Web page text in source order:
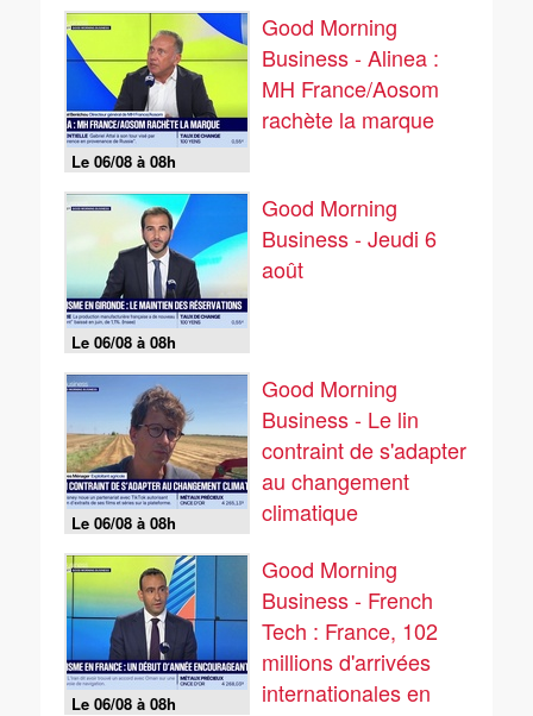
Le 06/08 à 08h
Good Morning
Business - Alinea :
MH France/Aosom
rachète la marque
Le 06/08 à 08h
Good Morning
Business - Jeudi 6
août
Le 06/08 à 08h
Good Morning
Business - Le lin
contraint de s'adapter
au changement
climatique
Le 06/08 à 08h
Good Morning
Business - French
Tech : France, 102
millions d'arrivées
internationales en